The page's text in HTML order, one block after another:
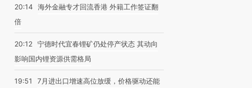
20:14 海外金融专才回流香港 外籍工作签证翻
倍
20:12 宁德时代宜春锂矿仍处停产状态 其动向
影响国内锂资源供需格局
19:51
7月进出口增速高位放缓，价格驱动还能